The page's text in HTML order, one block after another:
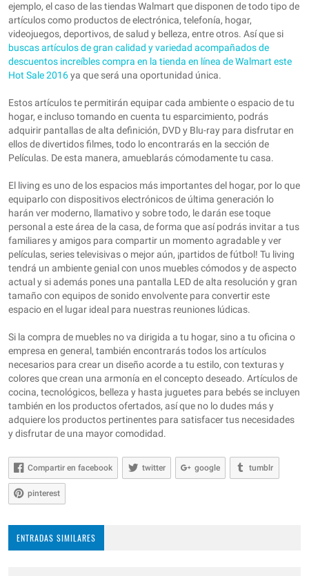
ejemplo, el caso de las tiendas Walmart que disponen de todo tipo de
artículos como productos de electrónica, telefonía, hogar,
videojuegos, deportivos, de salud y belleza, entre otros. Así que si
buscas artículos de gran calidad y variedad acompañados de
descuentos increíbles compra en la tienda en línea de Walmart este
Hot Sale 2016ya que será una oportunidad única.
Estos artículos te permitirán equipar cada ambiente o espacio de tu
hogar, e incluso tomando en cuenta tu esparcimiento, podrás
adquirir pantallas de alta definición, DVD y Blu-ray para disfrutar en
ellos de divertidos filmes, todo lo encontrarás en la sección de
Películas. De esta manera, amueblarás cómodamente tu casa.
El living es uno de los espacios más importantes del hogar, por lo que
equiparlo con dispositivos electrónicos de última generación lo
harán ver moderno, llamativo y sobre todo, le darán ese toque
personal a este área de la casa, de forma que así podrás invitar a tus
familiares y amigos para compartir un momento agradable y ver
películas, series televisivas o mejor aún, ¡partidos de fútbol! Tu living
tendrá un ambiente genial con unos muebles cómodos y de aspecto
actual y si además pones una pantalla LED de alta resolución y gran
tamaño con equipos de sonido envolvente para convertir este
espacio en el lugar ideal para nuestras reuniones lúdicas.
Si la compra de muebles no va dirigida a tu hogar, sino a tu oficina o
empresa en general, también encontrarás todos los artículos
necesarios para crear un diseño acorde a tu estilo, con texturas y
colores que crean una armonía en el concepto deseado. Artículos de
cocina, tecnológicos, belleza y hasta juguetes para bebés se incluyen
también en los productos ofertados, así que no lo dudes más y
adquiere los productos pertinentes para satisfacer tus necesidades
y disfrutar de una mayor comodidad.
Compartir en facebook twitter google tumblr
pinterest
ENTRADAS SIMILARES